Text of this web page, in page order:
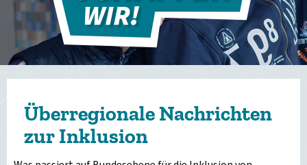
Überregionale Nachrichten
zur Inklusion